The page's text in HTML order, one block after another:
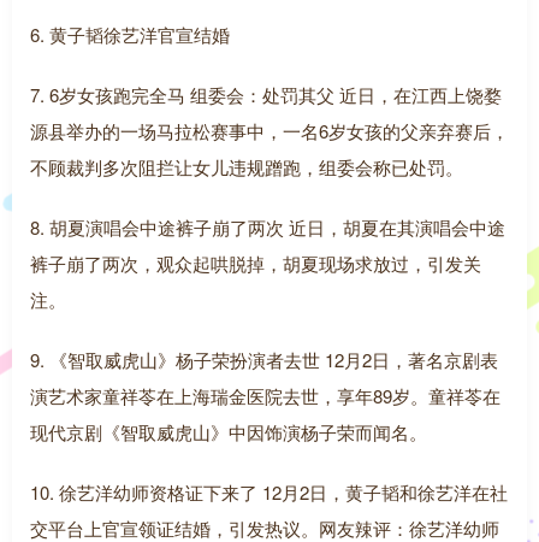
6. 黄子韬徐艺洋官宣结婚
7. 6岁女孩跑完全马 组委会：处罚其父 近日，在江西上饶婺
源县举办的一场马拉松赛事中，一名6岁女孩的父亲弃赛后，
不顾裁判多次阻拦让女儿违规蹭跑，组委会称已处罚。
8. 胡夏演唱会中途裤子崩了两次 近日，胡夏在其演唱会中途
裤子崩了两次，观众起哄脱掉，胡夏现场求放过，引发关
注。
9. 《智取威虎山》杨子荣扮演者去世 12月2日，著名京剧表
演艺术家童祥苓在上海瑞金医院去世，享年89岁。童祥苓在
现代京剧《智取威虎山》中因饰演杨子荣而闻名。
10. 徐艺洋幼师资格证下来了 12月2日，黄子韬和徐艺洋在社
交平台上官宣领证结婚，引发热议。网友辣评：徐艺洋幼师